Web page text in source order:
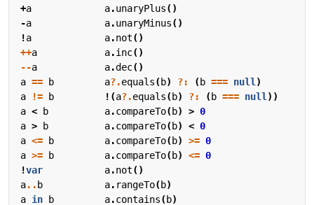
+a a.unaryPlus()
-a a.unaryMinus()
!a a.not()
++a a.inc()
--a a.dec()
a == b a?.equals(b) ?: (b === null )
a
!= b !(a?.equals(b) ?: (b === null ))
a < b a.compareTo(b) > 0
a > b a.compareTo(b) < 0
a <= b a.compareTo(b) >= 0
a >= b a.compareTo(b) <= 0
!var a.not()
a.. b a. rangeTo(b)
a in b a.contains(b)